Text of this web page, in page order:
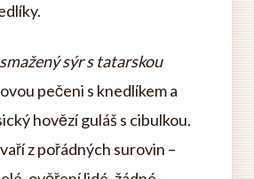
smažený sýr s tatarskou
pečeni s knedlíkem a
hovězí guláš s cibulkou.
z pořádných surovin –